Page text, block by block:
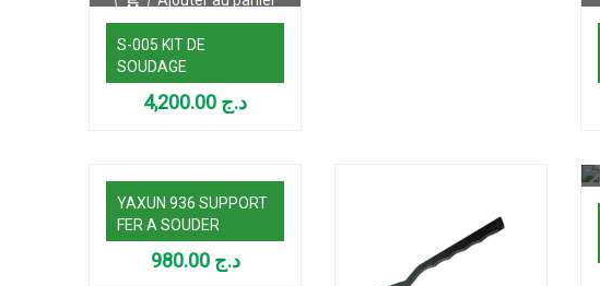
S-005 KIT DE
SOUDAGE
د.ج
YAXUN 936 SUPPORT
FER A SOUDER
د.ج 980.00